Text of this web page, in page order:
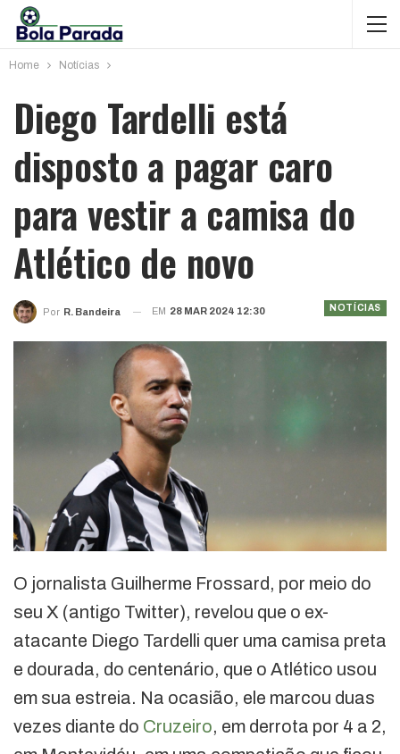
Home Notícias
Diego Tardelli está
disposto a pagar caro
para vestir a camisa do
Atlético de novo
NOTÍCIAS
Por R. Bandeira EM 28 MAR 2024 12:30
O jornalista Guilherme Frossard, por meio do
seu X (antigo Twitter), revelou que o ex-
atacante Diego Tardelli quer uma camisa preta
e dourada, do centenário, que o Atlético usou
em sua estreia. Na ocasião, ele marcou duas
vezes diante do Cruzeiro, em derrota por 4 a 2,